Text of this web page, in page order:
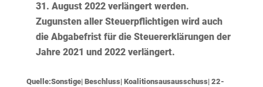
31. August 2022 verlängert werden.
Zugunsten aller Steuerpflichtigen wird auch
die Abgabefrist für die Steuererklärungen der
Jahre 2021 und 2022 verlängert.
Quelle:Sonstige| Beschluss| Koalitionsausausschuss| 22-